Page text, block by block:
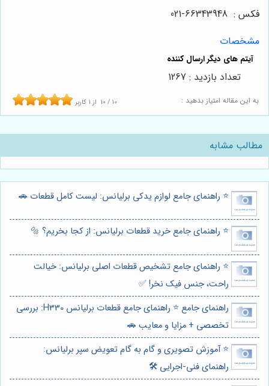
فکس : 66343948-021
مشخصات
به این مقاله امتیاز بدهید : 10 / 10 از 1 کاربر
تعداد بازدید : 1267
مطالب مشابه
⭐️ راهنمای جامع لوازم یدکی برلیانس: لیست کامل قطعات 🚗
⭐️ راهنمای جامع خرید قطعات برلیانس: از کجا بخریم؟ 🔩
⭐️ راهنمای جامع تشخیص قطعات اصلی برلیانس: خیالت
راحت، جنس فیک نخر! ✅
راهنمای جامع ⭐️ راهنمای جامع قطعات برلیانس H330: بررسی
تخصصی + مزایا و معایب 🚗
⭐️ آموزش تصویری و گام به گام تعویض سپر برلیانس:
راهنمای فنی-اجرایی 🛠️